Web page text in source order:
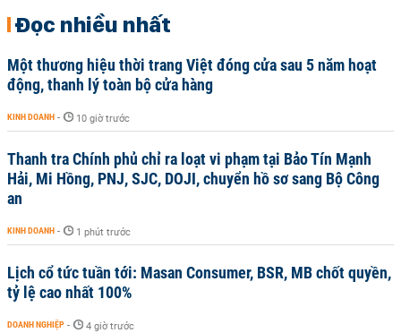
Đọc nhiều nhất
Một thương hiệu thời trang Việt đóng cửa sau 5 năm hoạt
động, thanh lý toàn bộ cửa hàng
KINH DOANH - 10 giờ trước
Thanh tra Chính phủ chỉ ra loạt vi phạm tại Bảo Tín Mạnh
Hải, Mi Hồng, PNJ, SJC, DOJI, chuyển hồ sơ sang Bộ Công
an
KINH DOANH - 1 phút trước
Lịch cổ tức tuần tới: Masan Consumer, BSR, MB chốt quyền,
tỷ lệ cao nhất 100%
DOANH NGHIỆP - 4 giờ trước